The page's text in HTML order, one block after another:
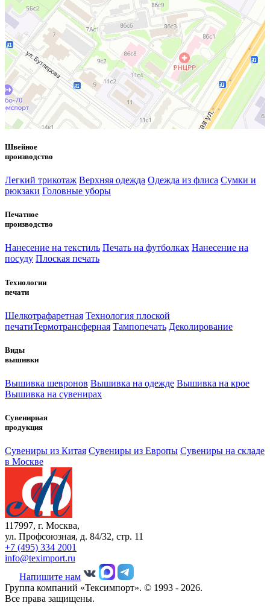
Швейное
производство
Легкий трикотаж Верхняя одежда Одежда из флиса Сумки и
рюкзаки Головные уборы
Печатное
производство
Нанесение на текстиль Печать на футболках Нанесение на
посуду Плоская печать
Технологии
печати
Шелкотрафаретная Технология плоской
печатиТермотрансферная Тампопечать Деколирование
Виды
вышивки
Вышивка шевронов Вышивка на одежде Вышивка на крое
Вышивка на сувенирах
Сувенирная
продукция
Сувениры из Китая Сувениры из Европы Сувениры на складе
в Москве
117997, г. Москва,
ул. Профсоюзная, д. 84/32, стр. 11
+7 (495) 334 2001
info@teximport.ru
Напишите нам
Группа компаний «Тексимпорт». © 1993 - 2026.
Все права защищены.